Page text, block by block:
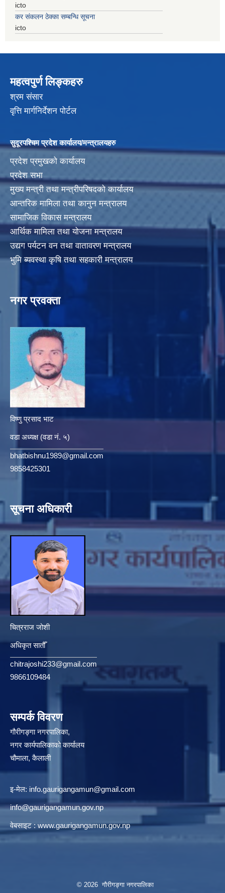
icto
कर संकलन ठेक्का सम्बन्धि सूचना
icto
महत्वपुर्ण लिङ्कहरु
श्रम संसार
वृत्ति मार्गनिर्देशन पोर्टल
सुदूरपश्चिम प्रदेश कार्यालय/मन्त्रालयहरु
प्रदेश प्रमुखको कार्यालय
प्रदेश सभा
मुख्य मन्त्री तथा मन्त्रीपरिषदको कार्यालय
आन्तरिक मामिला तथा कानुन मन्त्रालय
सामाजिक विकास मन्त्रालय
आर्थिक मामिला तथा योजना मन्त्रालय
उद्यग पर्यटन वन तथा वातावरण मन्त्रालय
भुमि ब्यवस्था कृषि तथा सहकारी मन्त्रालय
नगर प्रवक्ता
विष्णु प्रसाद भाट
वडा अध्यक्ष (वडा नं. ५)
bhatbishnu1989@gmail.com
9858425301
सूचना अधिकारी
चित्रराज जोशी
अधिकृत सातौँ
chitrajoshi233@gmail.com
9866109484
सम्पर्क विवरण
गौरीगङ्गा नगरपालिका,
नगर कार्यपालिकाको कार्यालय
चौमाला, कैलाली
इ-मेल: info.gaurigangamun@gmail.com
info@gaurigangamun.gov.np
वेबसाइट :www.gaurigangamun.gov.np
© 2026 गौरीगङ्गा नगरपालिका